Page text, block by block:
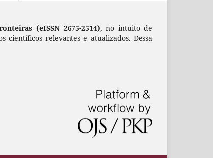
(eISSN 2675-2514), no intuito de
científicos relevantes e atualizados. Dessa